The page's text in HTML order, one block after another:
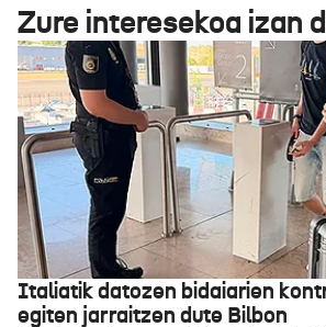
Zure interesekoa izan
Italiatik datozen bidaiarien
egiten jarraitzen dute Bilbon